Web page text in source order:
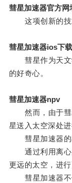
彗星加速器官方网
这项创新的技
彗星加速器ios下载
彗星作为天文
的好奇心。
彗星加速器npv
然而，由于彗
星送入太空深处
彗星加速器的
通过利用离心
更远的太空，进
彗星加速器不